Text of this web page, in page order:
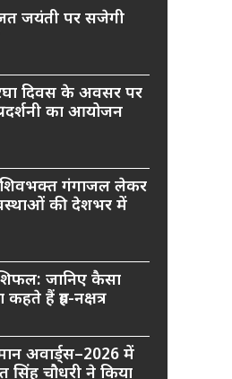
जयंती पर सजेगी
दिवस के अवसर पर
का आयोजन
गंगाजल लेकर
की देशभर में
जानिए कैसा
हैं ग्रह-नक्षत्र
अवार्ड्स–2026 में
सिंह चौधरी ने किया